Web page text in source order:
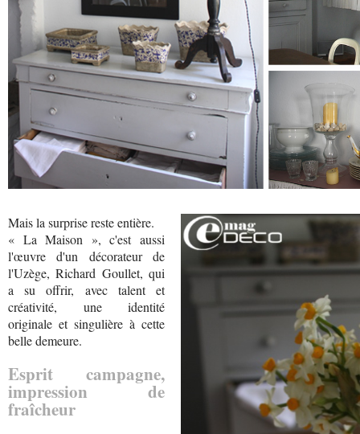
Mais la surprise reste entière.
« La Maison », c'est aussi
l'œuvre d'un décorateur de
l'Uzège, Richard Goullet, qui
a su offrir, avec talent et
créativité, une identité
originale et singulière à cette
belle demeure.
Esprit campagne,
impression de
fraîcheur